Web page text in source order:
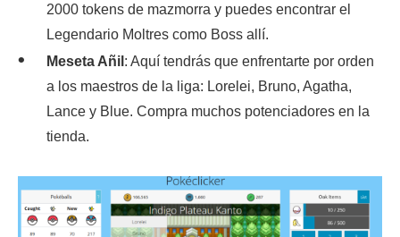
2000 tokens de mazmorra y puedes encontrar el
Legendario Moltres como Boss allí.
Meseta Añil : Aquí tendrás que enfrentarte por orden
a los maestros de la liga: Lorelei, Bruno, Agatha,
Lance y Blue. Compra muchos potenciadores en la
tienda.